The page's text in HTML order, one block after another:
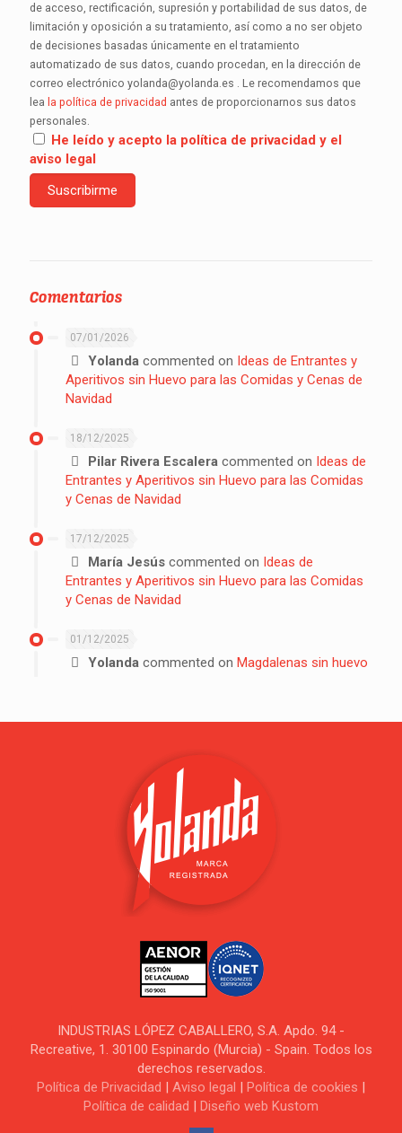
de acceso, rectificación, supresión y portabilidad de sus datos, de
limitación y oposición a su tratamiento, así como a no ser objeto
de decisiones basadas únicamente en el tratamiento
automatizado de sus datos, cuando procedan, en la dirección de
correo electrónico yolanda@yolanda.es . Le recomendamos que
lea la política de privacidad antes de proporcionarnos sus datos
personales.
He leído y acepto la política de privacidad y el
aviso legal
Comentarios
07/01/2026
Yolanda commented on Ideas de Entrantes y
Aperitivos sin Huevo para las Comidas y Cenas de
Navidad
18/12/2025
Pilar Rivera Escalera commented on Ideas de
Entrantes y Aperitivos sin Huevo para las Comidas
y Cenas de Navidad
17/12/2025
María Jesús commented on Ideas de
Entrantes y Aperitivos sin Huevo para las Comidas
y Cenas de Navidad
01/12/2025
Yolanda commented on Magdalenas sin huevo
INDUSTRIAS LÓPEZ CABALLERO, S.A. Apdo. 94 -
Recreative, 1. 30100 Espinardo (Murcia) - Spain. Todos los
derechos reservados.
Política de Privacidad | Aviso legal | Política de cookies |
Política de calidad | Diseño web Kustom